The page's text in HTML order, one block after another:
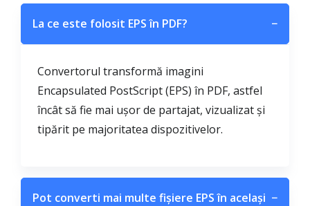
La ce este folosit EPS în PDF? −
Convertorul transformă imagini
Encapsulated PostScript (EPS) în PDF, astfel
încât să fie mai ușor de partajat, vizualizat și
tipărit pe majoritatea dispozitivelor.
Pot converti mai multe fișiere EPS în același −